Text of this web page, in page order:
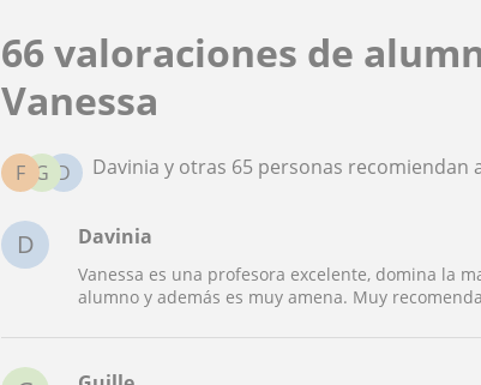
66 valoraciones de
Vanessa
D
G
F Davinia y otras 65 personas recomiendan
D Davinia
Vanessa es una profesora excelente, domina la
alumno y además es muy amena. Muy